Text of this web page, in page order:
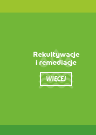
Rekultywacje
i remediacje
WIĘCEJ